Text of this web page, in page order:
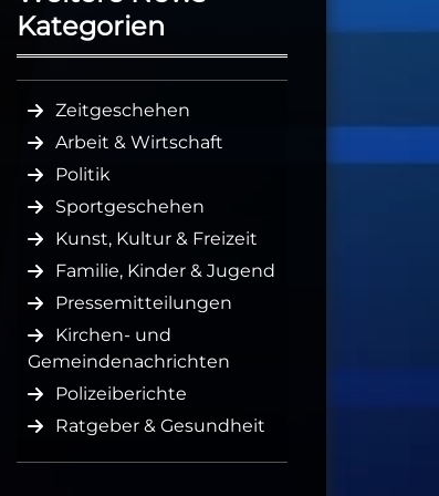
Kategorien
Zeitgeschehen
Arbeit & Wirtschaft
Politik
Sportgeschehen
Kunst, Kultur & Freizeit
Familie, Kinder & Jugend
Pressemitteilungen
Kirchen- und
Gemeindenachrichten
Polizeiberichte
Ratgeber & Gesundheit